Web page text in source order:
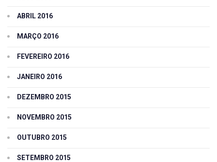
ABRIL 2016
MARÇO 2016
FEVEREIRO 2016
JANEIRO 2016
DEZEMBRO 2015
NOVEMBRO 2015
OUTUBRO 2015
SETEMBRO 2015